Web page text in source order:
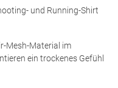
und Running-Shirt
Mesh-Material im
ein trockenes Gefühl